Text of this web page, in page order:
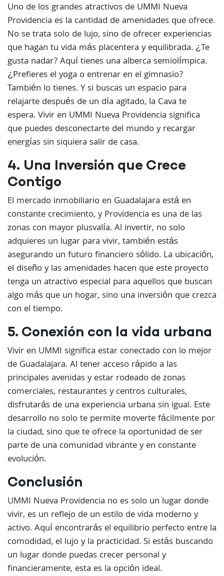
Uno de los grandes atractivos de UMMI Nueva
Providencia es la cantidad de amenidades que ofrece.
No se trata solo de lujo, sino de ofrecer experiencias
que hagan tu vida más placentera y equilibrada. ¿Te
gusta nadar? Aquí tienes una alberca semiolímpica.
¿Prefieres el yoga o entrenar en el gimnasio?
También lo tienes. Y si buscas un espacio para
relajarte después de un día agitado, la Cava te
espera. Vivir en UMMI Nueva Providencia significa
que puedes desconectarte del mundo y recargar
energías sin siquiera salir de casa.
4. Una Inversión que Crece
Contigo
El mercado inmobiliario en Guadalajara está en
constante crecimiento, y Providencia es una de las
zonas con mayor plusvalía. Al invertir, no solo
adquieres un lugar para vivir, también estás
asegurando un futuro financiero sólido. La ubicación,
el diseño y las amenidades hacen que este proyecto
tenga un atractivo especial para aquellos que buscan
algo más que un hogar, sino una inversión que crezca
con el tiempo.
5. Conexión con la vida urbana
Vivir en UMMI significa estar conectado con lo mejor
de Guadalajara. Al tener acceso rápido a las
principales avenidas y estar rodeado de zonas
comerciales, restaurantes y centros culturales,
disfrutarás de una experiencia urbana sin igual. Este
desarrollo no solo te permite moverte fácilmente por
la ciudad, sino que te ofrece la oportunidad de ser
parte de una comunidad vibrante y en constante
evolución.
Conclusión
UMMI Nueva Providencia no es solo un lugar donde
vivir, es un reflejo de un estilo de vida moderno y
activo. Aquí encontrarás el equilibrio perfecto entre la
comodidad, el lujo y la practicidad. Si estás buscando
un lugar donde puedas crecer personal y
financieramente, esta es la opción ideal.